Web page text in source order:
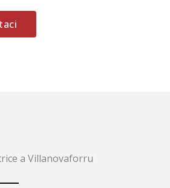
a Villanovaforru